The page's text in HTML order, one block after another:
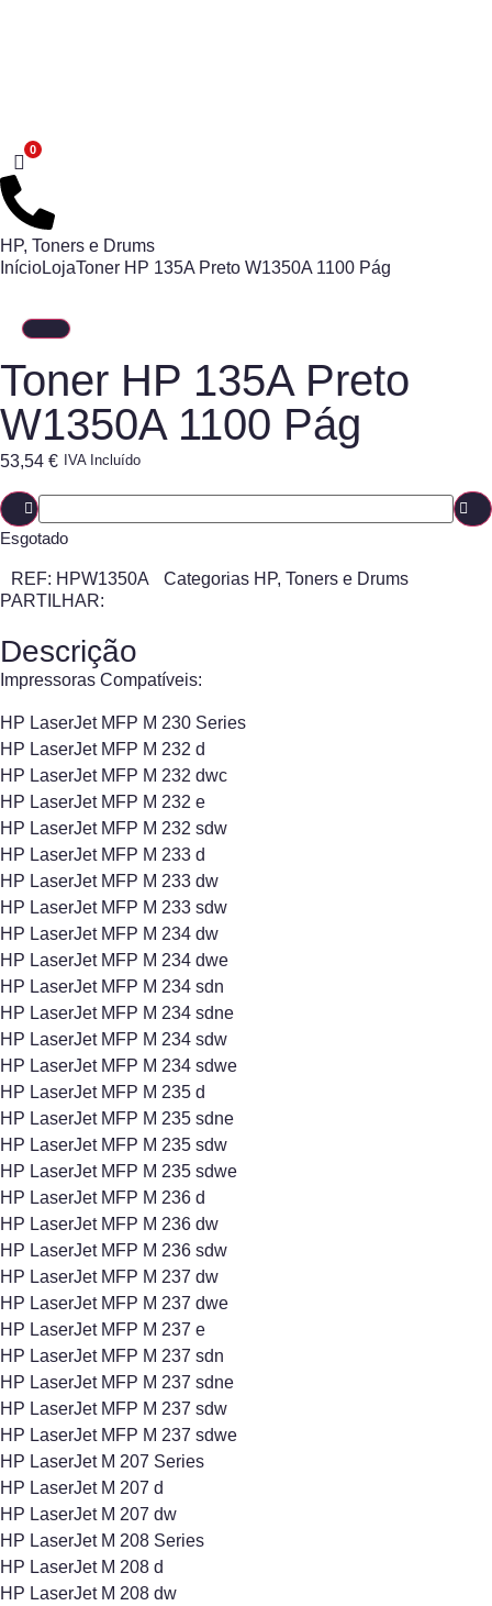
HP, Toners e Drums
InícioLojaToner HP 135A Preto W1350A 1100 Pág
Toner HP 135A Preto
W1350A 1100 Pág
53,54 € IVA Incluído
Esgotado
REF: HPW1350A Categorias HP, Toners e Drums
PARTILHAR:
Descrição
Impressoras Compatíveis:
HP LaserJet MFP M 230 Series
HP LaserJet MFP M 232 d
HP LaserJet MFP M 232 dwc
HP LaserJet MFP M 232 e
HP LaserJet MFP M 232 sdw
HP LaserJet MFP M 233 d
HP LaserJet MFP M 233 dw
HP LaserJet MFP M 233 sdw
HP LaserJet MFP M 234 dw
HP LaserJet MFP M 234 dwe
HP LaserJet MFP M 234 sdn
HP LaserJet MFP M 234 sdne
HP LaserJet MFP M 234 sdw
HP LaserJet MFP M 234 sdwe
HP LaserJet MFP M 235 d
HP LaserJet MFP M 235 sdne
HP LaserJet MFP M 235 sdw
HP LaserJet MFP M 235 sdwe
HP LaserJet MFP M 236 d
HP LaserJet MFP M 236 dw
HP LaserJet MFP M 236 sdw
HP LaserJet MFP M 237 dw
HP LaserJet MFP M 237 dwe
HP LaserJet MFP M 237 e
HP LaserJet MFP M 237 sdn
HP LaserJet MFP M 237 sdne
HP LaserJet MFP M 237 sdw
HP LaserJet MFP M 237 sdwe
HP LaserJet M 207 Series
HP LaserJet M 207 d
HP LaserJet M 207 dw
HP LaserJet M 208 Series
HP LaserJet M 208 d
HP LaserJet M 208 dw